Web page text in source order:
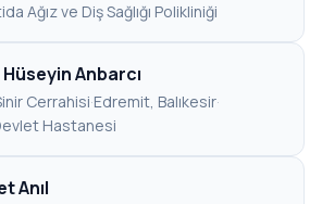
Ağız ve Diş Sağlığı Polikliniği
Hüseyin Anbarcı
Cerrahisi·Edremit, Balıkesir·
Hastanesi
Anıl